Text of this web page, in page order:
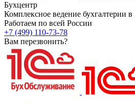
Бухцентр
Комплексное ведение бухгалтерии
Работаем по всей России
+7 (499) 110-73-78
Вам перезвонить?